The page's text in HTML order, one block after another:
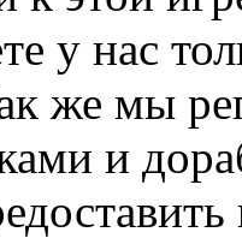
у нас
же мы
и